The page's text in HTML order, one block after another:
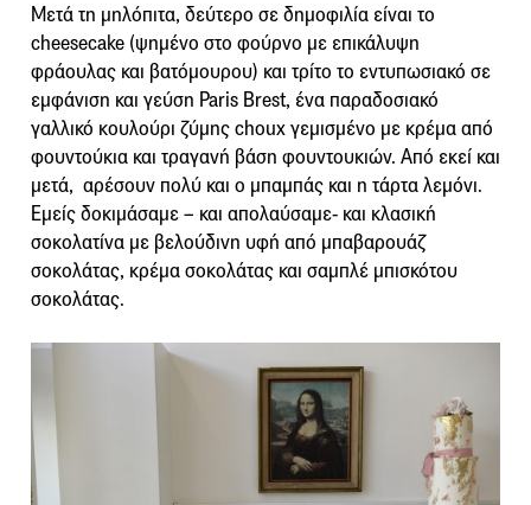
Μετά τη μηλόπιτα, δεύτερο σε δημοφιλία είναι το
cheesecake (ψημένο στο φούρνο με επικάλυψη
φράουλας και βατόμουρου) και τρίτο το εντυπωσιακό σε
εμφάνιση και γεύση Paris Brest, ένα παραδοσιακό
γαλλικό κουλούρι ζύμης choux γεμισμένο με κρέμα από
φουντούκια και τραγανή βάση φουντουκιών. Από εκεί και
μετά, αρέσουν πολύ και ο μπαμπάς και η τάρτα λεμόνι.
Εμείς δοκιμάσαμε – και απολαύσαμε- και κλασική
σοκολατίνα με βελούδινη υφή από μπαβαρουάζ
σοκολάτας, κρέμα σοκολάτας και σαμπλέ μπισκότου
σοκολάτας.